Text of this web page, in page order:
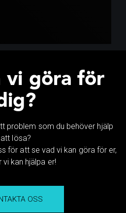
vi göra för
problem som du behöver hjälp
att lösa?
för att se vad vi kan göra för er,
vi kan hjälpa er!
OSS